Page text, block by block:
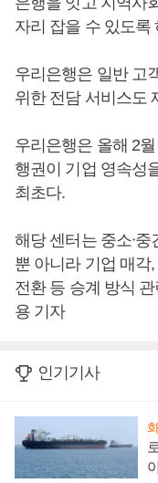
자리 잡을 수 있도록
우리은행은 일반 고
위한 전담 서비스도
우리은행은 올해 2월
행권이 기업 영속성
최초다.
해당 센터는 중소ᐧ중
뿐 아니라 기업 매각
전환 등 승계 방식
용 기자
인기기사